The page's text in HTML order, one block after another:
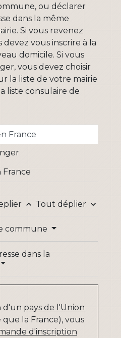
ou déclarer
dans la même
Si vous revenez
devez vous inscrire à la
domicile. Si vous
vous devez choisir
la liste de votre mairie
liste consulaire de
France
keyboard_arrow_up Tout déplier keyboard_arrow_down
commune
dans la
d'un pays de l'Union
que la France), vous
d'inscription